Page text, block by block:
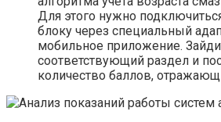
Для этого нужно
блоку через специальный
мобильное приложение.
соответствующий раздел и
количество баллов,